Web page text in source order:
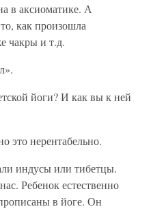
в аксиоматике. А
как произошла
чакры и т.д.
йоги? И как вы к ней
это нерентабельно.
индусы или тибетцы.
Ребенок естественно
в йоге. Он